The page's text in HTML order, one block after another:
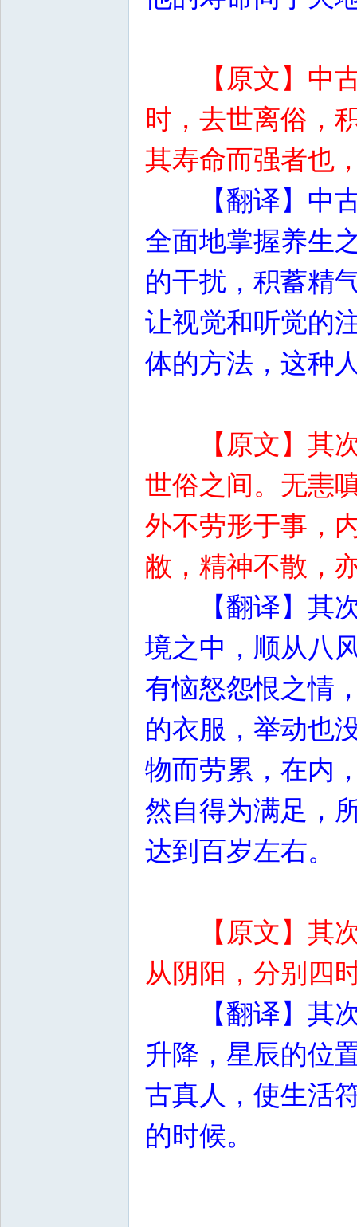
【原文】中
时，去世离俗，
其寿命而强者也
【翻译】中
全面地掌握养生
的干扰，积蓄精
让视觉和听觉的
体的方法，这种
【原文】其
世俗之间。无恚
外不劳形于事，
敝，精神不散，
【翻译】其
境之中，顺从八
有恼怒怨恨之情
的衣服，举动也
物而劳累，在内
然自得为满足，
达到百岁左右。
【原文】其
从阴阳，分别四
【翻译】其
升降，星辰的位
古真人，使生活
的时候。